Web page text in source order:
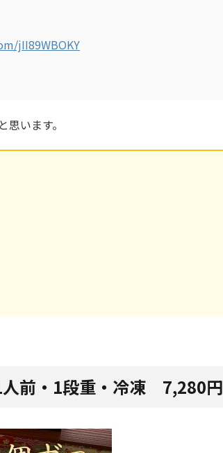
jII89WBOKY
います。
人前・1段重・冷凍 7,280円